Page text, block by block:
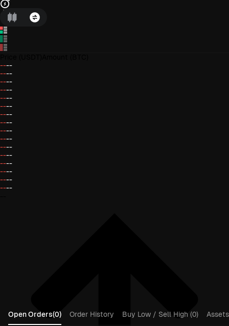
----
----
----
----
----
----
----
----
----
----
----
----
----
----
----
----
Open Orders(0) Order History Buy Low / Sell High (0)
Assets